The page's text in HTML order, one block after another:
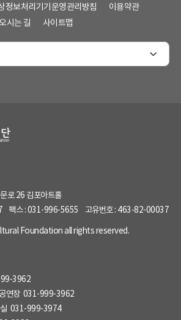
정보처리기기운영관리방침
이용약관
시는 길 사이트맵
로 26 김포아트홀
팩스 :031-996-5655 고유번호 : 463-82-00037
Foundation all rights reserved.
3962
연장 031-999-3962
031-999-3974